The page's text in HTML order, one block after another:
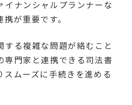
イナンシャルプランナーな
が重要です。
する複雑な問題が絡むこと
専門家と連携できる司法書
スムーズに手続きを進める